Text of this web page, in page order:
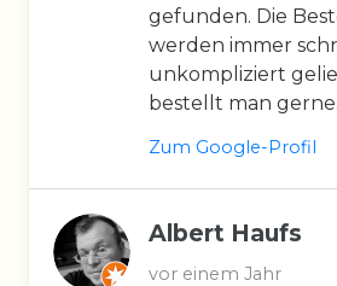
gefunden. Die
werden immer
unkompliziert
bestellt man
Zum Google-Profil
Albert Haufs
vor einem Jahr